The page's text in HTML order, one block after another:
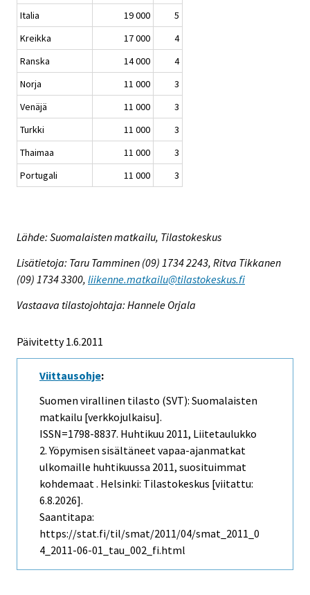
Italia
19 000
5
Kreikka
17 000
4
Ranska
14 000
4
Norja
11 000
3
Venäjä
11 000
3
Turkki
11 000
3
Thaimaa
11 000
3
Portugali
11 000 3
Lähde: Suomalaisten matkailu, Tilastokeskus
Lisätietoja: Taru Tamminen (09) 1734 2243, Ritva Tikkanen
(09) 1734 3300, liikenne.matkailu@tilastokeskus.fi
Vastaava tilastojohtaja: Hannele Orjala
Päivitetty 1.6.2011
Viittausohje:
Suomen virallinen tilasto (SVT): Suomalaisten
matkailu [verkkojulkaisu].
ISSN=1798-8837. Huhtikuu 2011, Liitetaulukko
2. Yöpymisen sisältäneet vapaa-ajanmatkat
ulkomaille huhtikuussa 2011, suosituimmat
kohdemaat . Helsinki: Tilastokeskus [viitattu:
6.8.2026].
Saantitapa:
https://stat.fi/til/smat/2011/04/smat_2011_0
4_2011-06-01_tau_002_fi.html